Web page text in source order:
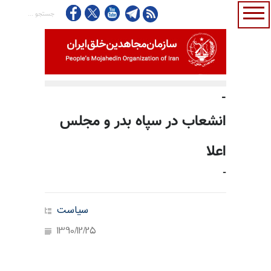
-
انشعاب در سپاه بدر و مجلس
اعلا
-
سیاست
1390/12/25